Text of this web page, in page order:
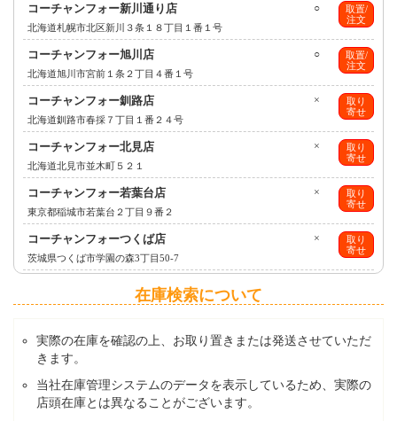
取置/
注文
○
コーチャンフォー新川通り店
北海道札幌市北区新川３条１８丁目１番１号
取置/
注文
○
コーチャンフォー旭川店
北海道旭川市宮前１条２丁目４番１号
取り
寄せ
×
コーチャンフォー釧路店
北海道釧路市春採７丁目１番２４号
取り
寄せ
×
コーチャンフォー北見店
北海道北見市並木町５２１
取り
寄せ
×
コーチャンフォー若葉台店
東京都稲城市若葉台２丁目９番２
取り
寄せ
×
コーチャンフォーつくば店
茨城県つくば市学園の森3丁目50-7
在庫検索について
実際の在庫を確認の上、お取り置きまたは発送させていただ
きます。
当社在庫管理システムのデータを表示しているため、実際の
店頭在庫とは異なることがございます。